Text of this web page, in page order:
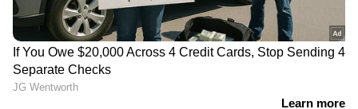
https://www.youtube.com/watch?
v=Ko18SgceYX8